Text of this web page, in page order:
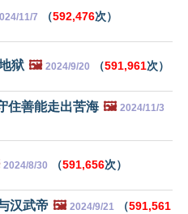
11/7 （592,476次）
狱 🖼️ 2024/9/20 （591,961次）
住善能走出苦海 🖼️ 2024/11/3
2024/8/30 （591,656次）
汉武帝 🖼️ 2024/9/21 （591,561